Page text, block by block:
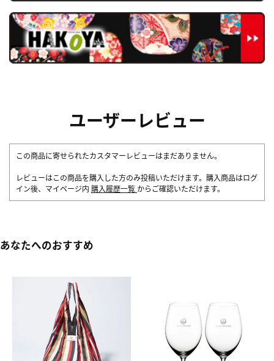
ユーザーレビュー
この商品に寄せられたカスタマーレビューはまだありません。
レビューはこの商品を購入した方のみ投稿いただけます。購入商品はログ
イン後、マイページ内 購入履歴一覧 からご確認いただけます。
あなたへのおすすめ